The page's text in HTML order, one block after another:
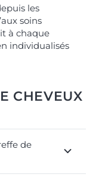
les
soins
à chaque
individualisés
CHEVEUX
de